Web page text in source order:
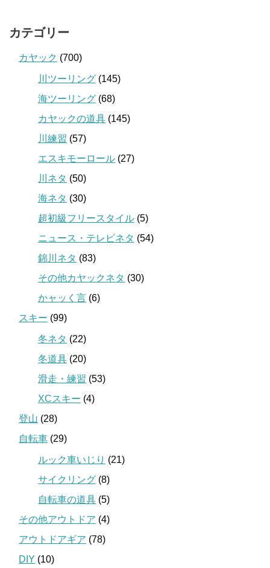
カテゴリー
カヤック (700)
川ツーリング (145)
海ツーリング (68)
カヤックの道具 (145)
川練習 (57)
エスキモーロール (27)
川ネタ (50)
海ネタ (30)
超初級フリースタイル (5)
ニュース・テレビネタ (54)
錦川ネタ (83)
その他カヤックネタ (30)
かャッく言 (6)
スキー (99)
冬ネタ (22)
冬道具 (20)
滑走・練習 (53)
XCスキー (4)
登山 (28)
自転車 (29)
ルック車いじり (21)
サイクリング (8)
自転車の道具 (5)
その他アウトドア (4)
アウトドアギア (78)
DIY (10)